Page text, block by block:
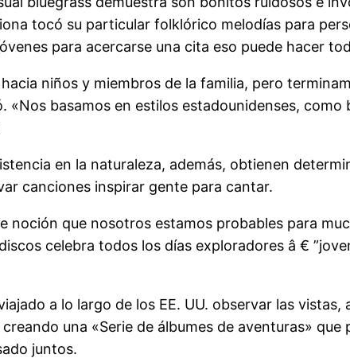
tocó su particular folklórico melodías para
para acercarse una cita eso puede hacer
niños y miembros de la familia, pero
basamos en estilos estadounidenses,
en la naturaleza, además, obtienen
canciones inspirar gente para cantar.
noción que nosotros estamos probables para
celebra todos los días exploradores â €
a lo largo de los EE. UU. observar las
una «Serie de álbumes de aventuras»
juntos.